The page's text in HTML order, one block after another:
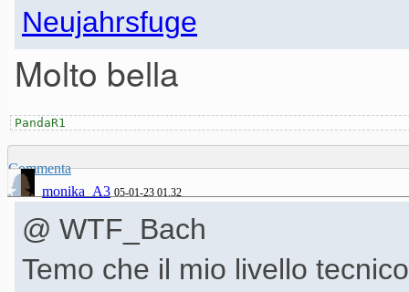
Neujahrsfuge
Molto bella
PandaR1
Commenta
monika_A3 05-01-23 01.32
@ WTF_Bach
Temo che il mio livello